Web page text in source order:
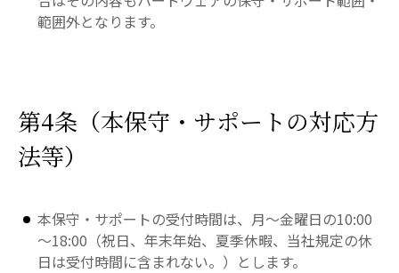
範囲外となります。
第4条（本保守・サポートの対応方
法等）
本保守・サポートの受付時間は、月～金曜日の10:00
～18:00（祝日、年末年始、夏季休暇、当社規定の休
日は受付時間に含まれない。）とします。